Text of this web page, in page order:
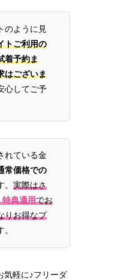
のように見
トご利用の
着予約ま
はございま
心してご予
れている金
常価格での
。 実際はさ
典適用でお
りお得なプ
気軽に♪フリーダ